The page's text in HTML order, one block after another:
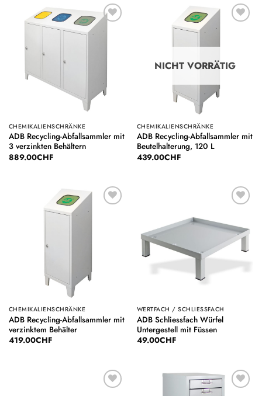
Auf die
Wunschliste
CHEMIKALIENSCHRÄNKE
ADB Recycling-Abfallsammler mit
3 verzinkten Behältern
889.00CHF
NICHT VORRÄTIG
CHEMIKALIENSCHRÄNKE
ADB Recycling-Abfallsammler mit
Beutelhalterung, 120 L
439.00CHF
CHEMIKALIENSCHRÄNKE
ADB Recycling-Abfallsammler mit
verzinktem Behälter
419.00CHF
Wunschliste
WERTFACH / SCHLIESSFACH
ADB Schliessfach Würfel
Untergestell mit Füssen
49.00CHF